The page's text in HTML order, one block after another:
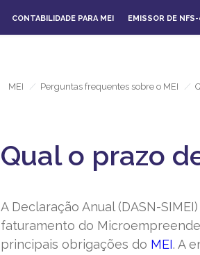
CONTABILIDADE PARA MEI EMISSOR DE NFS-
MEI / Perguntas frequentes sobre o MEI /
Qual o prazo
A Declaração Anual (DASN-
faturamento do
principais obrigações do MEI. A